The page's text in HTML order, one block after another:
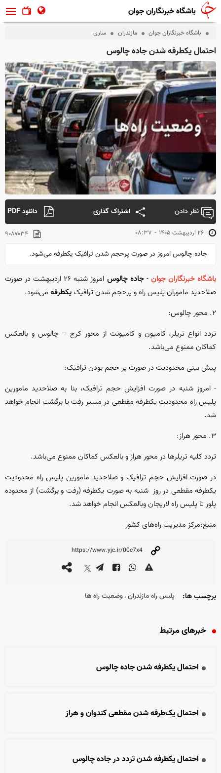
باشگاه خبرنگاران جوان
باشگاه خبرنگاران جوان مازندران ساری
احتمال یکطرفه شدن جاده چالوس
نظر دادن اشتراک گذاری دانلود PDF
۰۸:۳۷ - ۲۶ ارديبهشت ۱۴۰۵ ۹۰۸۷۰۳۴
جاده چالوس امروز در صورت پرحجم شدن ترافیک یکطرفه می‌شود.
باشگاه خبرنگاران جوان -جاده چالوس
امروز شنبه ۲۶ اردیبهشت در صورت
صلاحدید ماموران پلیس راه و پرحجم شدن ترافیکیکطرفه می‌شود.
۲. محور چالوس:
تردد انواع تریلر، کامیون و کامیونت از محور کرج – چالوس و بالعکس
کماکان ممنوع می‌باشد.
پیش بینی محدودیت در صورت پر حجم بودن ترافیک:
- امروز شنبه در صورت افزایش حجم ترافیک، بنا به صلاحدید مامورین
پلیس راه محدودیت یکطرفه مقطعی در مسیر رفت یا برگشت انجام خواهد
شد.
۳. محور هراز:
تردد کلیه تریلر‌ها در محور هراز و بالعکس کماکان ممنوع می‌باشد.
در صورت افزایش حجم ترافیک و صلاحدید مامورین پلیس راه محدودیت
یکطرفه مقطعی در روز‌ شنبه به صورت یکطرفه (رفت و برگشت) از محدوده
پلور تا پلیس راه لاریجان وبالعکس انجام خواهد شد.
منبع:مرکز مدیریت راه‌های کشور
برچسب ها: پلیس راه مازندران ، وضعیت راه ها
خبرهای مرتبط
احتمال یکطرفه شدن جاده چالوس
احتمال یک‌طرفه شدن مقطعی کندوان و هراز
احتمال یکطرفه شدن تردد در جاده چالوس